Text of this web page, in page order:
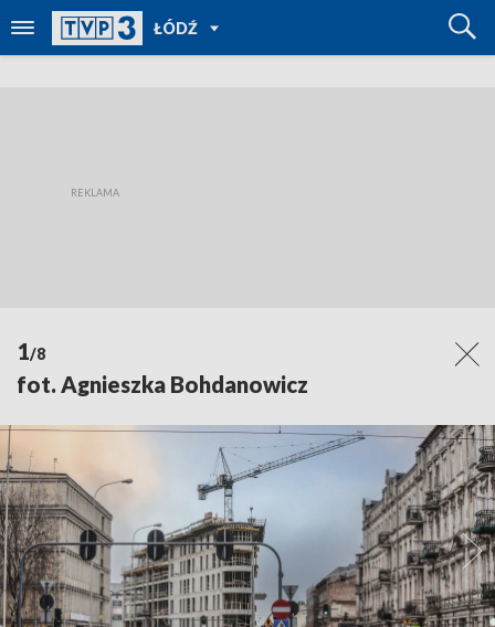
ŁÓDŹ
POWRÓT
DO
REGIONY
1/8
fot. Agnieszka Bohdanowicz